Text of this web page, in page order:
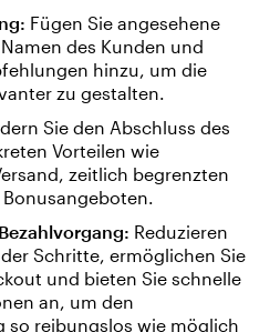
Fügen Sie angesehene
des Kunden und
hinzu, um die
zu gestalten.
Sie den Abschluss des
Vorteilen wie
zeitlich begrenzten
Reduzieren
Schritte, ermöglichen Sie
und bieten Sie schnelle
an, um den
so reibungslos wie möglich